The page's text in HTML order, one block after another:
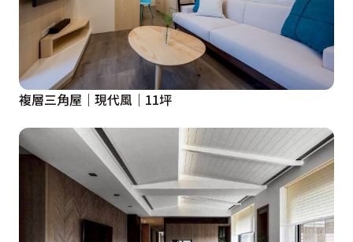
複層三角屋｜現代風｜11坪